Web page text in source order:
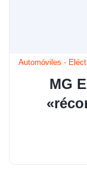
Automóviles -
MG